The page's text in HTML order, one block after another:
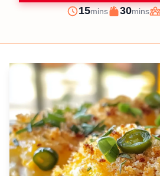
Prep
15minutes
mins
Cook
30mins